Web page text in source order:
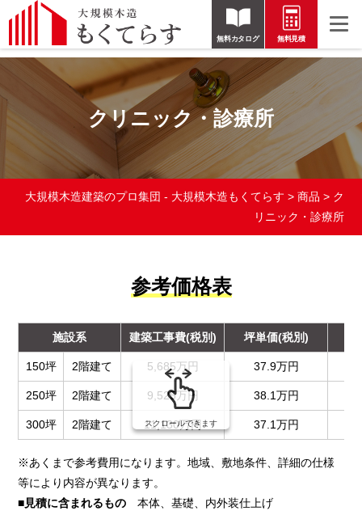
無料カタログ 無料見積
クリニック・診療所
大規模木造建築のプロ集団 - 大規模木造もくてらす > 商品 > ク
リニック・診療所
参考価格表
施設系 建築工事費(税別) 坪単価(税別)
150坪 2階建て 5,685万円 37.9万円
250坪 2階建て 9,525万円 38.1万円
300坪 2階建て 11,130万円 37.1万円
スクロールできます
※あくまで参考費用になります。地域、敷地条件、詳細の仕様
等により内容が異なります。
■見積に含まれるもの 本体、基礎、内外装仕上げ